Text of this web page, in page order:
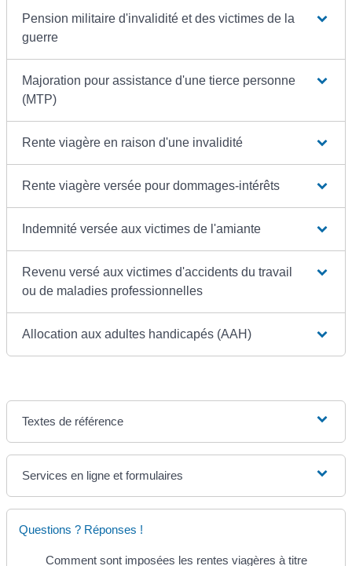
Pension militaire d'invalidité et des victimes de la
guerre
Majoration pour assistance d'une tierce personne
(MTP)
Rente viagère en raison d'une invalidité
Rente viagère versée pour dommages-intérêts
Indemnité versée aux victimes de l'amiante
Revenu versé aux victimes d'accidents du travail
ou de maladies professionnelles
Allocation aux adultes handicapés (AAH)
Textes de référence
Services en ligne et formulaires
Questions ? Réponses !
Comment sont imposées les rentes viagères à titre